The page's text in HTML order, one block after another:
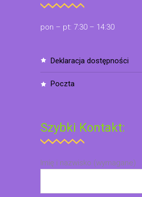
pon – pt: 7:30 – 14:30
deklaracja dostępności
poczta
Szybki Kontakt:
Imię i nazwisko (wymagane)